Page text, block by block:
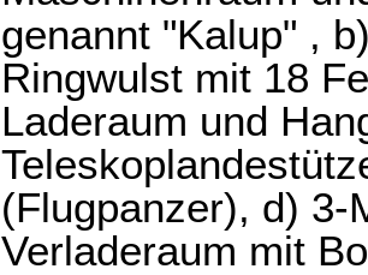
genannt "Kalup" ,
Ringwulst mit 18
Laderaum und
(Flugpanzer), d) 3-
Verladeraum mit